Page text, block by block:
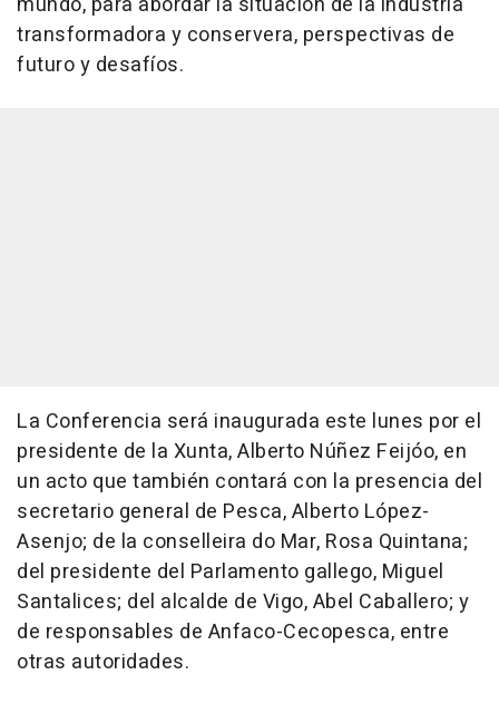
transformadora y conservera, perspectivas de
futuro y desafíos.
La Conferencia será inaugurada este lunes por el
presidente de la Xunta, Alberto Núñez Feijóo, en
un acto que también contará con la presencia del
secretario general de Pesca, Alberto López-
Asenjo; de la conselleira do Mar, Rosa Quintana;
del presidente del Parlamento gallego, Miguel
Santalices; del alcalde de Vigo, Abel Caballero; y
de responsables de Anfaco-Cecopesca, entre
otras autoridades.